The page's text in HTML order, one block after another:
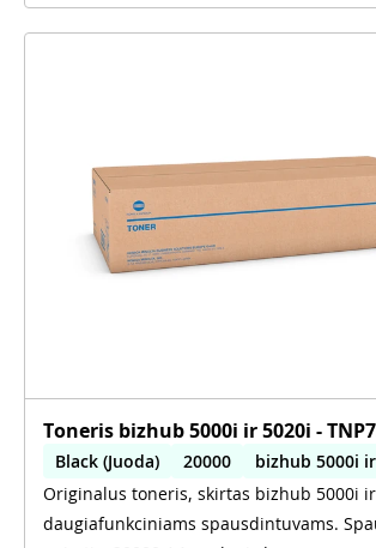
Toneris bizhub 5000i ir 5020i -
Black (Juoda) 20000
bizhub 5000i
Originalus toneris, skirtas bizhub 5000i
daugiafunkciniams spausdintuvams.